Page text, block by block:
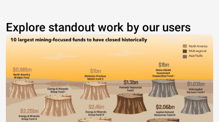
Explore standout work by our users